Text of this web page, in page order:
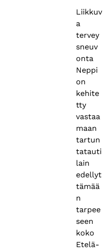
Liikkuv
a
tervey
sneuv
onta
Neppi
on
kehite
tty
vastaa
maan
tartun
tatauti
lain
edellyt
tämää
n
tarpee
seen
koko
Etelä-